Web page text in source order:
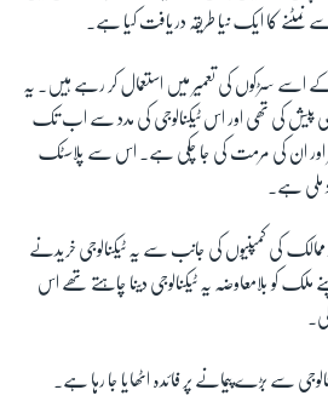
نمٹنے کا ایک نیا طریقہ دریافت کیا ہے۔
اسے سڑکوں کی تعمیر میں استعمال کر رہے ہیں۔ یہ
پیش کی تھی اور اس ٹیکنالوجی کی مدد سے اب تک
اور ان کی مرمت کی جا چکی ہے۔ اس سے پلاسٹک
ملی ہے۔
کی کمپنیوں کی جانب سے یہ ٹیکنالوجی خریدنے
کو بلامعاوضہ یہ ٹیکنالوجی دینا چاہتے تھے اس
سے بڑے پیمانے پر فائدہ اٹھایا جا رہا ہے۔